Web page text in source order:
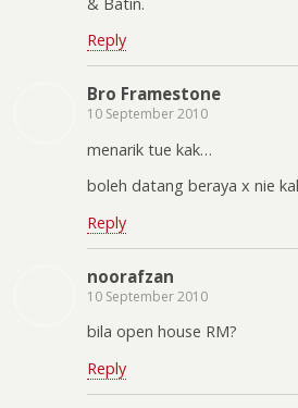
Reply
Bro Framestone
10 September 2010
menarik tue kak…
boleh datang beraya x nie
Reply
noorafzan
10 September 2010
bila open house RM?
Reply